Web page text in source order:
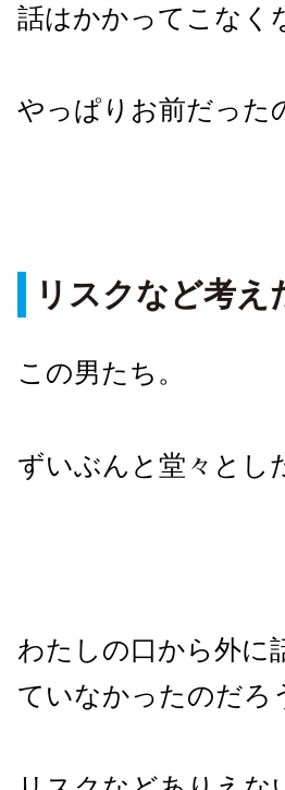
話はかかってこなく
やっぱりお前だった
リスクなど考
この男たち。
ずいぶんと堂々とし
わたしの口から外に
ていなかったのだろ